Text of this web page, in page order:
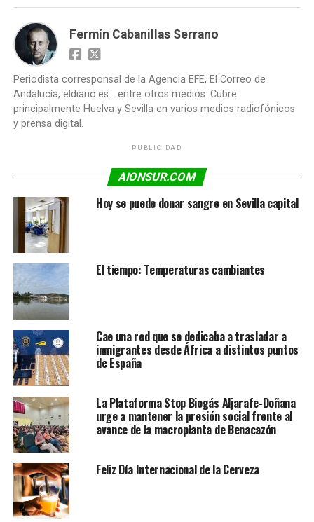
Fermín Cabanillas Serrano
Periodista corresponsal de la Agencia EFE, El Correo de
Andalucía, eldiario.es... entre otros medios. Cubre
principalmente Huelva y Sevilla en varios medios radiofónicos
y prensa digital.
PUBLICIDAD
AIONSUR.COM
Hoy se puede donar sangre en Sevilla capital
El tiempo: Temperaturas cambiantes
Cae una red que se dedicaba a trasladar a
inmigrantes desde África a distintos puntos
de España
La Plataforma Stop Biogás Aljarafe-Doñana
urge a mantener la presión social frente al
avance de la macroplanta de Benacazón
Feliz Día Internacional de la Cerveza